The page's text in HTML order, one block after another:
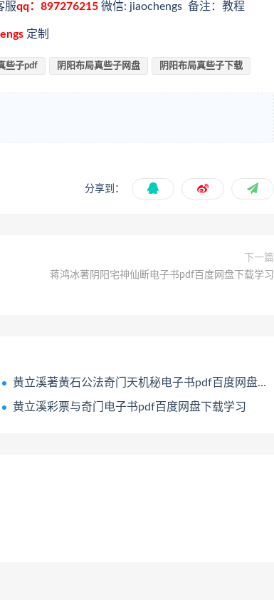
服qq：897276215 微信: jiaochengs 备注：教程
定制
些子pdf 阴阳布局真些子网盘 阴阳布局真些子下载
分享到：
下一篇
蒋鸿冰著阴阳宅神仙断电子书pdf百度网盘下载学习
黄立溪著黄石公法奇门天机秘电子书pdf百度网盘下载学习
黄立溪彩票与奇门电子书pdf百度网盘下载学习